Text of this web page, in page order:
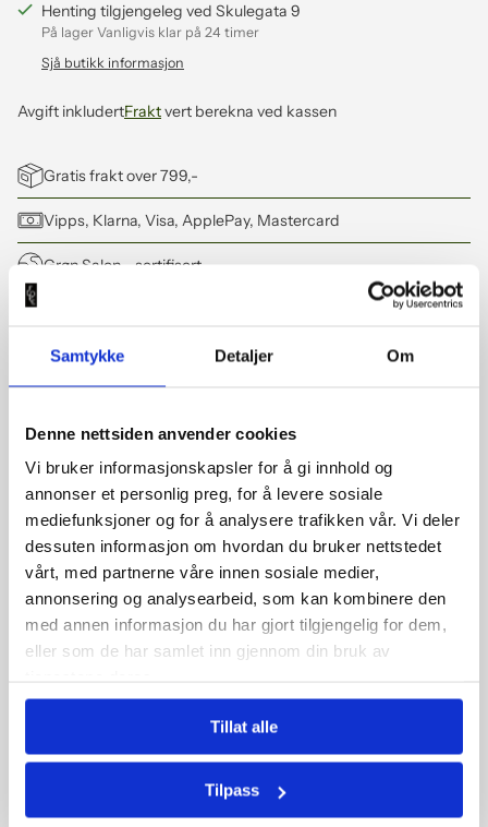
Samtykke Detaljer Om
Denne nettsiden anvender cookies
Vi bruker informasjonskapsler for å gi innhold og
annonser et personlig preg, for å levere sosiale
mediefunksjoner og for å analysere trafikken vår. Vi deler
dessuten informasjon om hvordan du bruker nettstedet
vårt, med partnerne våre innen sosiale medier,
annonsering og analysearbeid, som kan kombinere den
med annen informasjon du har gjort tilgjengelig for dem,
eller som de har samlet inn gjennom din bruk av
Tillat alle
Tilpass
Henting tilgjengeleg ved Skulegata 9
På lager Vanligvis klar på 24 timer
Sjå butikk informasjon
Avgift inkludertFraktvert berekna ved kassen
Gratis frakt over 799,-
Vipps, Klarna, Visa, ApplePay, Mastercard
Grøn Salon - sertifisert
produkt
i
di
Informasjon
Tilpassa Farge for Lepper og Kinn🌸
Oppdag Just Kissed Lip and Cheek Stain, ein fuktgivande
og multifunksjonell stift som framhevar og tilpassar seg din
naturlege leppe- og hudfarge. Denne unike formelen gjer at
produktet tilpassar seg hudas undertonar, slik at fargen ser
naturleg og frisk ut. Inneheld olivenolje som mjukgjer og
roar leppene, samt bivoks for næring og langvarig fukt.
Fordelar:
Multifunksjonell– bruk den på både lepper og kinn
for ein harmonisk look
Tilpassar seg hudtonen– framhevar din unike farge
og passar alle undertonar
Fuktighetsgivande formel– olivenolje og bivoks